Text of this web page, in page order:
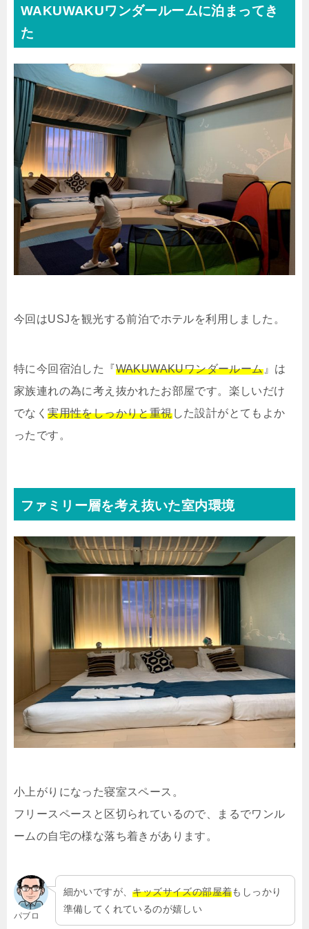
WAKUWAKUワンダールームに泊まってき
た
今回はUSJを観光する前泊でホテルを利用しました。
特に今回宿泊した『WAKUWAKUワンダールーム』は
家族連れの為に考え抜かれたお部屋です。楽しいだけ
でなく実用性をしっかりと重視した設計がとてもよか
ったです。
ファミリー層を考え抜いた室内環境
小上がりになった寝室スペース。
フリースペースと区切られているので、まるでワンル
ームの自宅の様な落ち着きがあります。
パブロ
細かいですが、キッズサイズの部屋着もしっかり
準備してくれているのが嬉しい